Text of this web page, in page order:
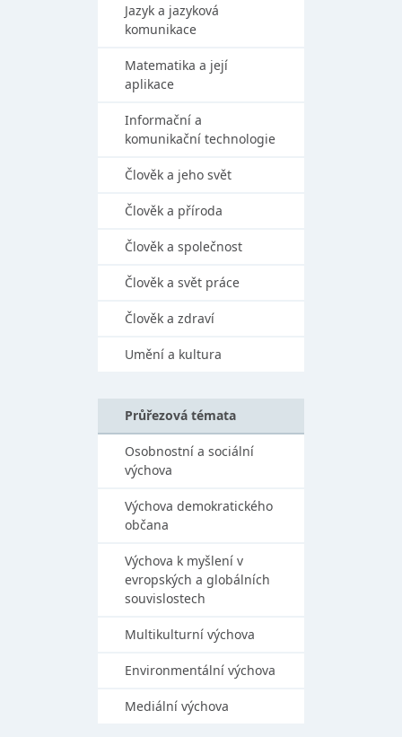
Jazyk a jazyková
komunikace
Matematika a její
aplikace
Informační a
komunikační technologie
Člověk a jeho svět
Člověk a příroda
Člověk a společnost
Člověk a svět práce
Člověk a zdraví
Umění a kultura
Průřezová témata
Osobnostní a sociální
výchova
Výchova demokratického
občana
Výchova k myšlení v
evropských a globálních
souvislostech
Multikulturní výchova
Environmentální výchova
Mediální výchova